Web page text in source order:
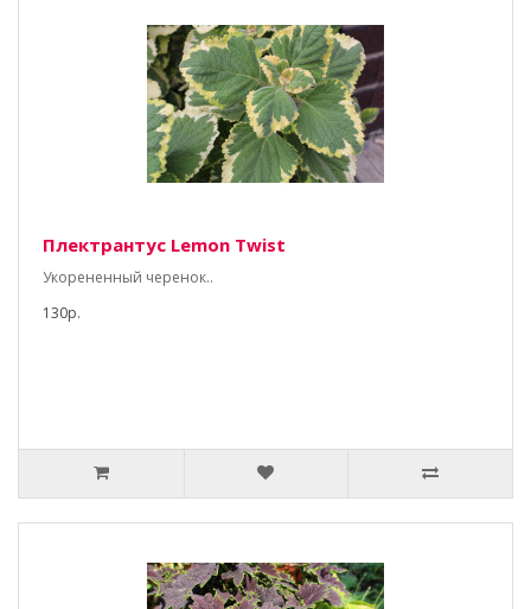
Плектрантус Lemon Twist
Укорененный черенок..
130р.